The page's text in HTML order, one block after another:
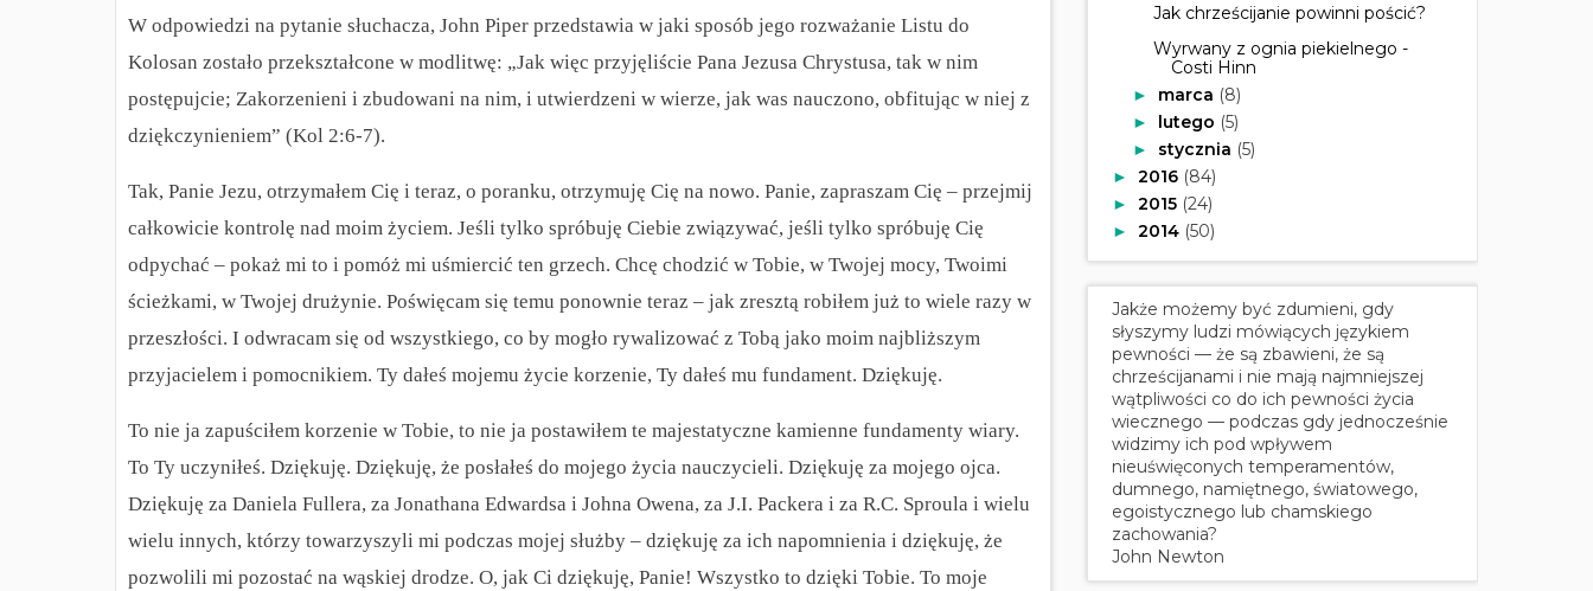
W odpowiedzi na pytanie słuchacza, John Piper przedstawia w jaki sposób jego rozważanie Listu do
Kolosan zostało przekształcone w modlitwę: „Jak więc przyjęliście Pana Jezusa Chrystusa, tak w nim
postępujcie; Zakorzenieni i zbudowani na nim, i utwierdzeni w wierze, jak was nauczono, obfitując w niej z
dziękczynieniem” (Kol 2:6-7).
Tak, Panie Jezu, otrzymałem Cię i teraz, o poranku, otrzymuję Cię na nowo. Panie, zapraszam Cię – przejmij
całkowicie kontrolę nad moim życiem. Jeśli tylko spróbuję Ciebie związywać, jeśli tylko spróbuję Cię
odpychać – pokaż mi to i pomóż mi uśmiercić ten grzech. Chcę chodzić w Tobie, w Twojej mocy, Twoimi
ścieżkami, w Twojej drużynie. Poświęcam się temu ponownie teraz – jak zresztą robiłem już to wiele razy w
przeszłości. I odwracam się od wszystkiego, co by mogło rywalizować z Tobą jako moim najbliższym
przyjacielem i pomocnikiem. Ty dałeś mojemu życie korzenie, Ty dałeś mu fundament. Dziękuję.
To nie ja zapuściłem korzenie w Tobie, to nie ja postawiłem te majestatyczne kamienne fundamenty wiary.
To Ty uczyniłeś. Dziękuję. Dziękuję, że posłałeś do mojego życia nauczycieli. Dziękuję za mojego ojca.
Dziękuję za Daniela Fullera, za Jonathana Edwardsa i Johna Owena, za J.I. Packera i za R.C. Sproula i wielu
wielu innych, którzy towarzyszyli mi podczas mojej służby – dziękuję za ich napomnienia i dziękuję, że
pozwolili mi pozostać na wąskiej drodze. O, jak Ci dziękuję, Panie! Wszystko to dzięki Tobie. To moje
Jak chrześcijanie powinni pościć?
Wyrwany z ognia piekielnego -
Costi Hinn
► marca (8)
► lutego (5)
► stycznia (5)
► 2016 (84)
► 2015 (24)
► 2014 (50)
Jakże możemy być zdumieni, gdy
słyszymy ludzi mówiących językiem
pewności — że są zbawieni, że są
chrześcijanami i nie mają najmniejszej
wątpliwości co do ich pewności życia
wiecznego — podczas gdy jednocześnie
widzimy ich pod wpływem
nieuświęconych temperamentów,
dumnego, namiętnego, światowego,
egoistycznego lub chamskiego
zachowania?
John Newton